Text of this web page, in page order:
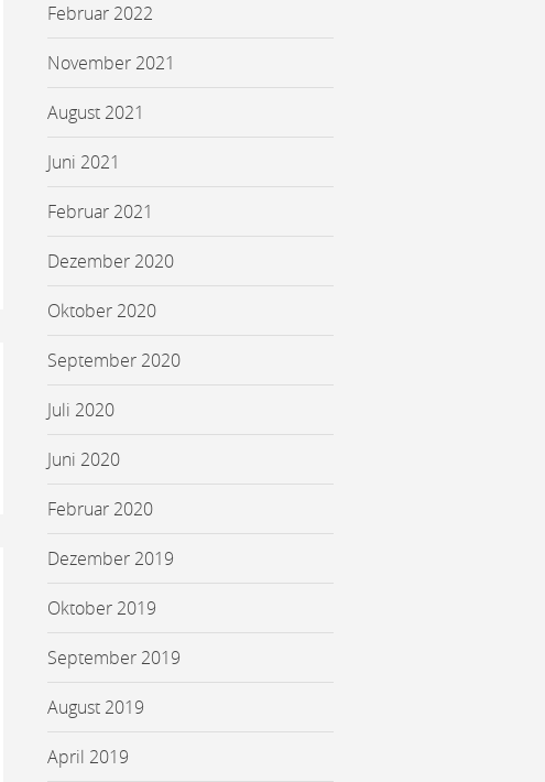
Februar 2022
November 2021
August 2021
Juni 2021
Februar 2021
Dezember 2020
Oktober 2020
September 2020
Juli 2020
Juni 2020
Februar 2020
Dezember 2019
Oktober 2019
September 2019
August 2019
April 2019